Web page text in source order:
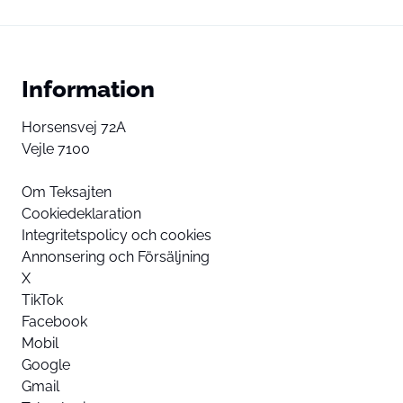
Information
Horsensvej 72A
Vejle 7100
Om Teksajten
Cookiedeklaration
Integritetspolicy och cookies
Annonsering och Försäljning
X
TikTok
Facebook
Mobil
Google
Gmail